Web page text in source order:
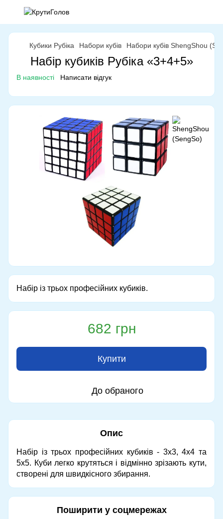
Кубики Рубіка Набори кубів Набори кубів ShengShou
Набір кубиків Рубіка «3+4+5»
В наявності Написати відгук
Набір із трьох професійних кубиків.
682 грн
Купити
До обраного
Опис
Набір із трьох професійних кубиків - 3х3, 4х4 та
5х5. Куби легко крутяться і відмінно зрізають кути,
створені для швидкісного збирання.
Поширити у соцмережах